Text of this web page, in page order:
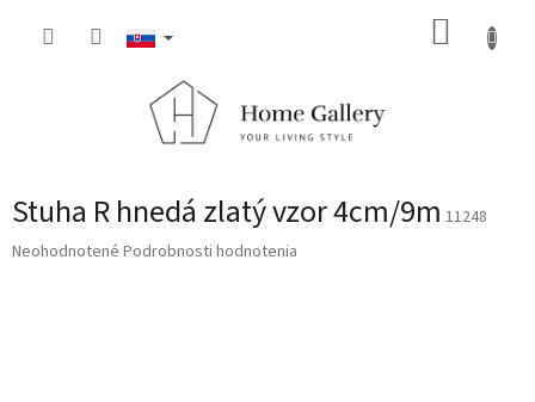
Stuha R hnedá zlatý vzor 4cm/9m 11248
Priemerné
Neohodnotené Podrobnosti hodnotenia